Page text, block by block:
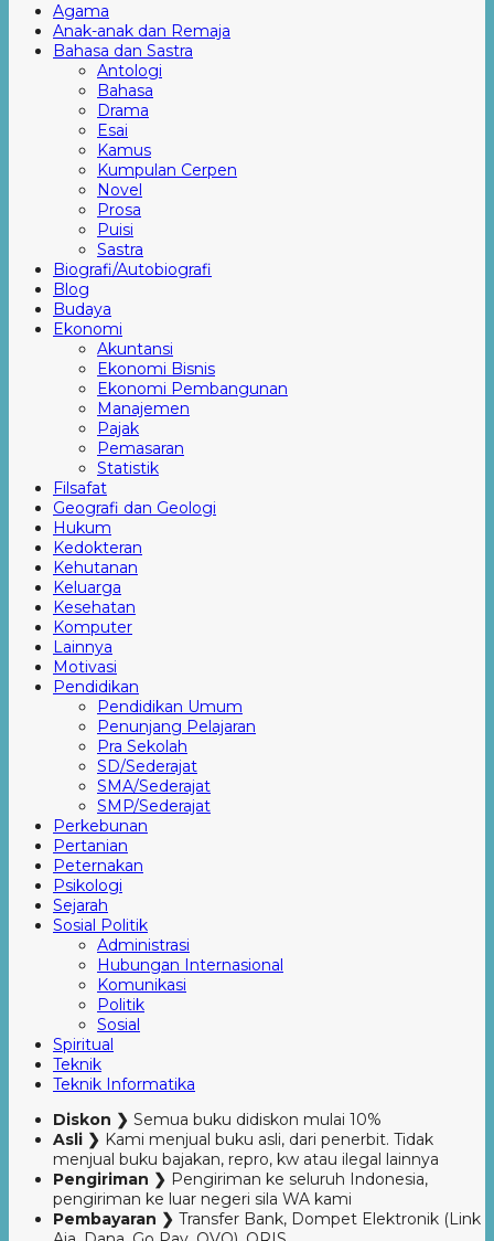
Agama
Anak-anak dan Remaja
Bahasa dan Sastra
Antologi
Bahasa
Drama
Esai
Kamus
Kumpulan Cerpen
Novel
Prosa
Puisi
Sastra
Biografi/Autobiografi
Blog
Budaya
Ekonomi
Akuntansi
Ekonomi Bisnis
Ekonomi Pembangunan
Manajemen
Pajak
Pemasaran
Statistik
Filsafat
Geografi dan Geologi
Hukum
Kedokteran
Kehutanan
Keluarga
Kesehatan
Komputer
Lainnya
Motivasi
Pendidikan
Pendidikan Umum
Penunjang Pelajaran
Pra Sekolah
SD/Sederajat
SMA/Sederajat
SMP/Sederajat
Perkebunan
Pertanian
Peternakan
Psikologi
Sejarah
Sosial Politik
Administrasi
Hubungan Internasional
Komunikasi
Politik
Sosial
Spiritual
Teknik
Teknik Informatika
Diskon ❯ Semua buku didiskon mulai 10%
Asli ❯ Kami menjual buku asli, dari penerbit. Tidak
menjual buku bajakan, repro, kw atau ilegal lainnya
Pengiriman ❯ Pengiriman ke seluruh Indonesia,
pengiriman ke luar negeri sila WA kami
Pembayaran ❯ Transfer Bank, Dompet Elektronik (Link